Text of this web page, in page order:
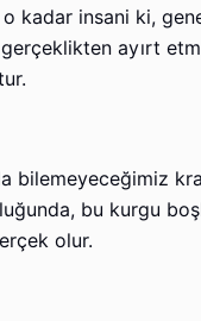
kadar insani ki,
ayırt
bilemeyeceğimiz
bu kurgu
olur.